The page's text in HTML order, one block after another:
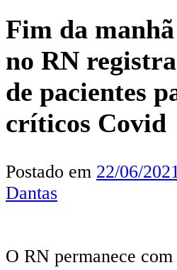
Fim da
no RN
de pacientes
críticos Covid
Postado em 22/06/
Dantas
O RN permanece com